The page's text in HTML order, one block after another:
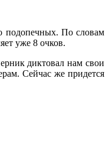
подопечных. По словам
уже 8 очков.
диктовал нам свои
Сейчас же придется